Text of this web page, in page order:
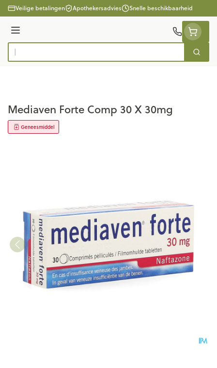
Ga naar de inhoud
Veilige betalingen Apothekersadvies Snelle beschikbaarheid
Menu
Product, merk, categorie... Zoek
Mediaven Forte Comp 30 X 30mg
Geneesmiddel